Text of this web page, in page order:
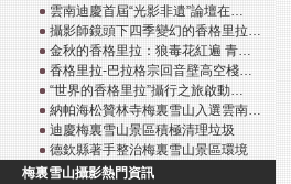
雲南迪慶首屆“光影非遺”論壇在…
攝影師鏡頭下四季變幻的香格里拉…
金秋的香格里拉：狼毒花紅遍 青…
香格里拉-巴拉格宗回音壁高空棧…
“世界的香格里拉”攝行之旅啟動…
納帕海松贊林寺梅裏雪山入選雲南…
迪慶梅裏雪山景區積極清理垃圾
德欽縣著手整治梅裏雪山景區環境
梅裏雪山攝影熱門資訊